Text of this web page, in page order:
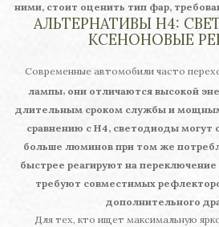
ними, стоит оценить тип фар,
АЛЬТЕРНАТИВЫ H4:
КСЕНОНОВЫЕ
Современные автомобили часто
лампы, они отличаются высокой
длительным сроком службы и
сравнению с H4, светодиоды могут
больше люминов при том же
быстрее реагируют на
требуют совместимых
дополнительного
Для тех, кто ищет максимальную